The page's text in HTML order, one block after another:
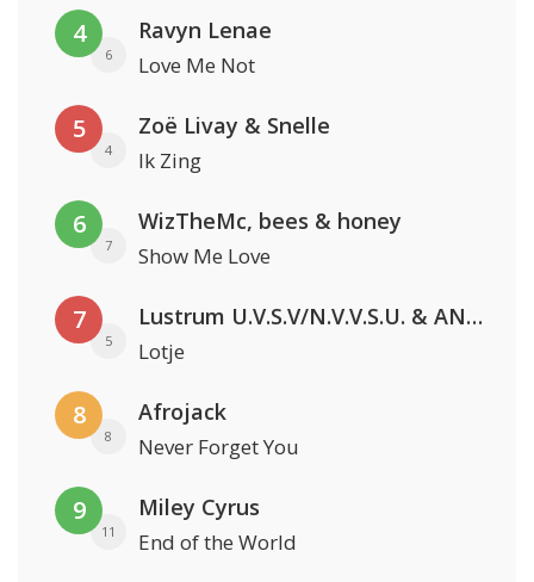
4
6
Ravyn Lenae
Love Me Not
5
4
Zoë Livay & Snelle
Ik Zing
6
7
WizTheMc, bees & honey
Show Me Love
7
5
Lustrum U.V.S.V/N.V.V.S.U. & ANNO ONS & Jopke van Dobbenburgh & Roeland Beelen
Lotje
8
8
Afrojack
Never Forget You
9
11
Miley Cyrus
End of the World